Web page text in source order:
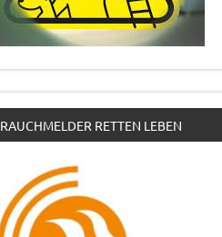
RAUCHMELDER RETTEN LEBEN